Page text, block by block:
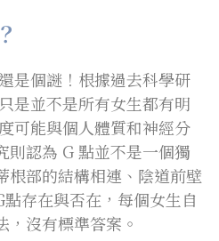
是個謎！根據過去科學研
是並不是所有女生都有明
可能與個人體質和神經分
則認為 G 點並不是一個獨
根部的結構相連、陰道前壁
存在與否在，每個女生自
，沒有標準答案。